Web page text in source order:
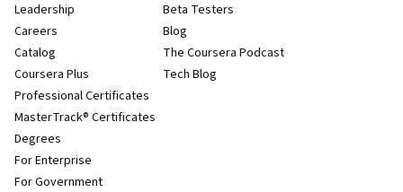
Leadership
Careers
Catalog
Coursera Plus
Professional Certificates
MasterTrack® Certificates
Degrees
For Enterprise
For Government
Beta Testers
Blog
The Coursera Podcast
Tech Blog